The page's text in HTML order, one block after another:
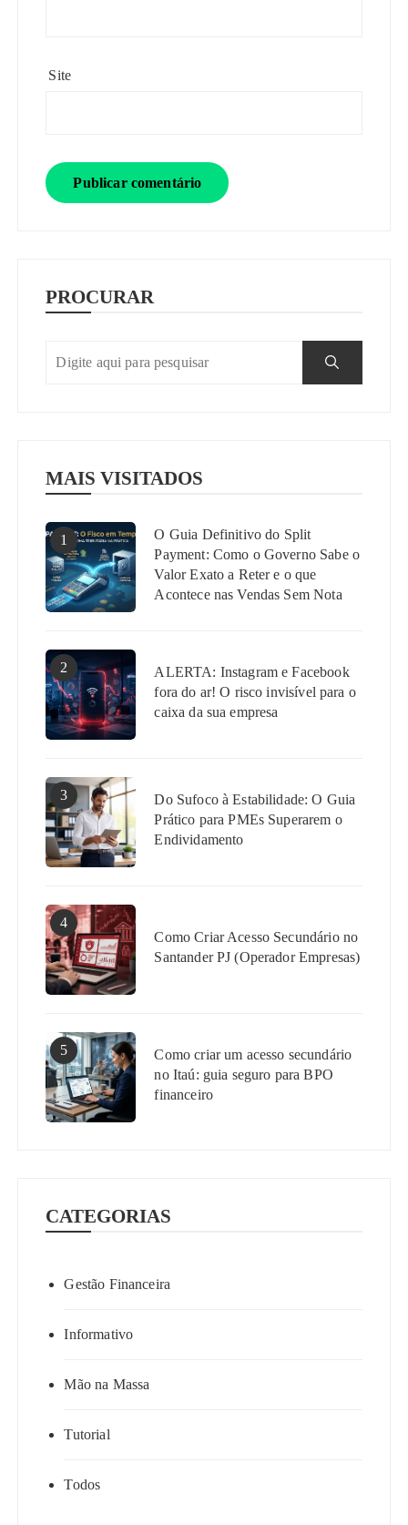
Site
PROCURAR
MAIS VISITADOS
1
O Guia Definitivo do Split
Payment: Como o Governo Sabe o
Valor Exato a Reter e o que
Acontece nas Vendas Sem Nota
2
ALERTA: Instagram e Facebook
fora do ar! O risco invisível para o
caixa da sua empresa
3
Do Sufoco à Estabilidade: O Guia
Prático para PMEs Superarem o
Endividamento
4
Como Criar Acesso Secundário no
Santander PJ (Operador Empresas)
5
Como criar um acesso secundário
no Itaú: guia seguro para BPO
financeiro
CATEGORIAS
Gestão Financeira
Informativo
Mão na Massa
Tutorial
Todos